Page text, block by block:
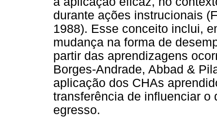
durante ações instrucionais
1988). Esse conceito inclui,
mudança na forma de
partir das aprendizagens
Borges-Andrade, Abbad &
aplicação dos CHAs
transferência de influenciar o
egresso.